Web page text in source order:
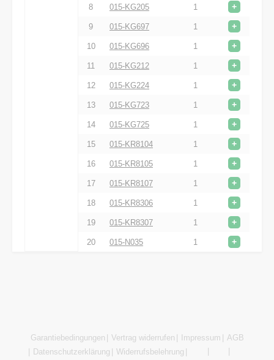
8 015-KG205 1 +
9 015-KG697 1 +
10 015-KG696 1 +
11 015-KG212 1 +
12 015-KG224 1 +
13 015-KG723 1 +
14 015-KG725 1 +
15 015-KR8104 1 +
16 015-KR8105 1 +
17 015-KR8107 1 +
18 015-KR8306 1 +
19 015-KR8307 1 +
20 015-N035 1 +
Garantiebedingungen Vertrag widerrufen Impressum
AGB
Datenschutzerklärung
Widerrufsbelehrung